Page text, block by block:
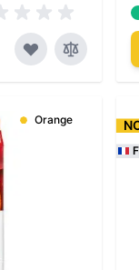
Orange